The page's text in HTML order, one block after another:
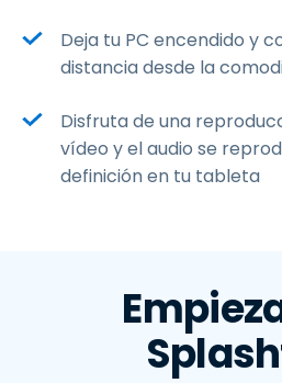
Deja tu PC encendido y
distancia desde la
Disfruta de una
vídeo y el audio se
definición en tu tableta